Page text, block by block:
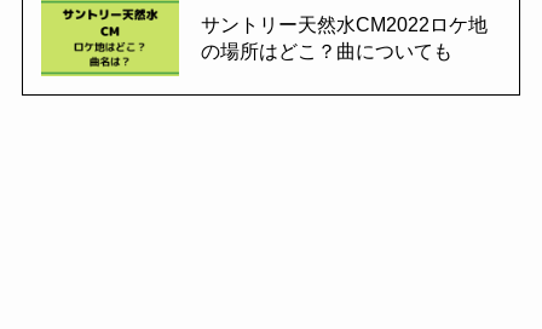
サントリー天然水CM2022ロケ地
の場所はどこ？曲についても